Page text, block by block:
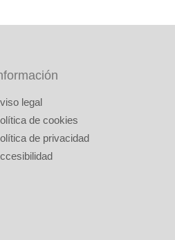
legal
de cookies
de privacidad